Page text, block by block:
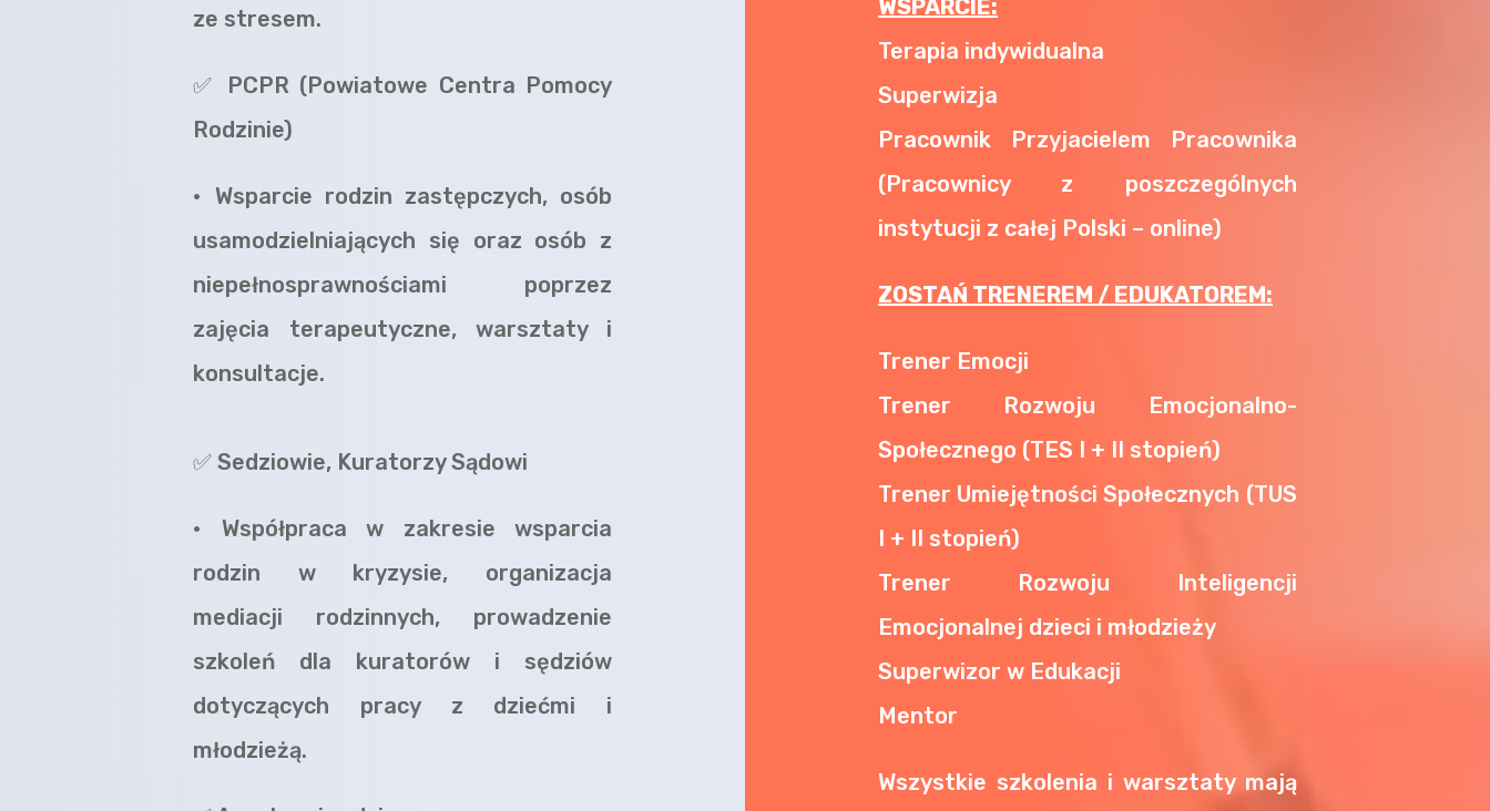
ze stresem.
✅ PCPR (Powiatowe Centra Pomocy
Rodzinie)
• Wsparcie rodzin zastępczych, osób
usamodzielniających się oraz osób z
niepełnosprawnościami poprzez
zajęcia terapeutyczne, warsztaty i
konsultacje.
✅ Sedziowie, Kuratorzy Sądowi
•
Współpraca w zakresie wsparcia
rodzin w kryzysie, organizacja
mediacji rodzinnych, prowadzenie
szkoleń dla kuratorów i sędziów
dotyczących pracy z dziećmi i
młodzieżą.
WSPARCIE:
Terapia indywidualna
Superwizja
Pracownik Przyjacielem Pracownika
(Pracownicy z poszczególnych
instytucji z całej Polski – online)
ZOSTAŃ TRENEREM / EDUKATOREM:
Trener Emocji
Trener Rozwoju Emocjonalno-
Społecznego (TES I + II stopień)
Trener Umiejętności Społecznych (TUS
I + II stopień)
Trener Rozwoju Inteligencji
Emocjonalnej dzieci i młodzieży
Superwizor w Edukacji
Mentor
Wszystkie szkolenia i warsztaty mają